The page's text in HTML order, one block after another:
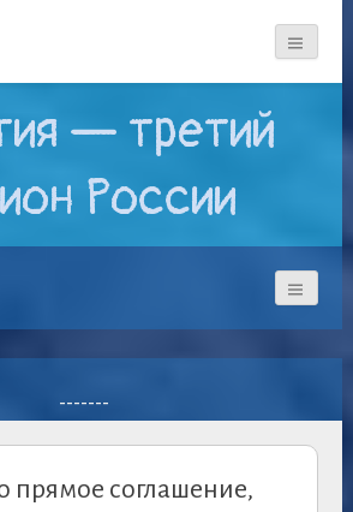
— третий
России
-------
прямое соглашение,